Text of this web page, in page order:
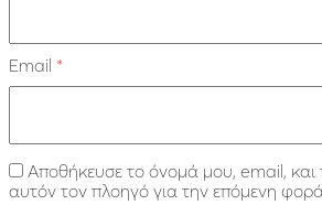
Email *
Αποθήκευσε το όνομά μου, email, και
αυτόν τον πλοηγό για την επόμενη